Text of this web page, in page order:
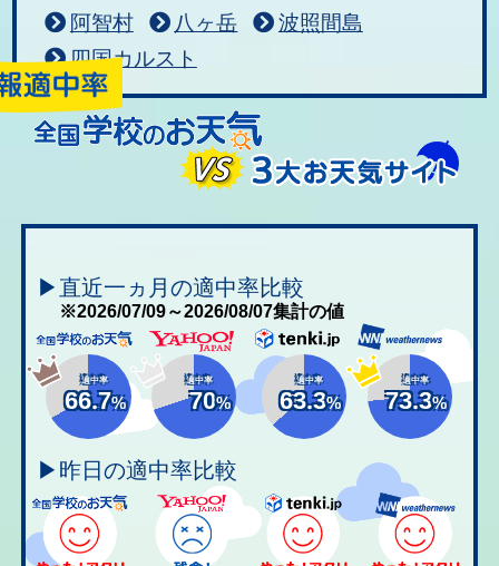
阿智村
八ヶ岳
波照間島
四国カルスト
▶直近一ヵ月の適中率比較
※2026/07/09～2026/08/07集計の値
適中率
66.7%
適中率
70%
適中率
63.3%
適中率
73.3%
▶昨日の適中率比較